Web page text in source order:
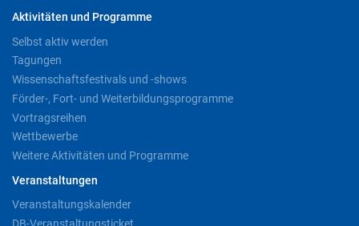
Aktivitäten und Programme
Selbst aktiv werden
Tagungen
Wissenschaftsfestivals und -shows
Förder-, Fort- und Weiterbildungsprogramme
Vortragsreihen
Wettbewerbe
Weitere Aktivitäten und Programme
Veranstaltungen
Veranstaltungskalender